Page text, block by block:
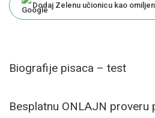
Dodaj Zelenu učionicu kao
Biografije pisaca – test
Besplatnu ONLAJN proveru